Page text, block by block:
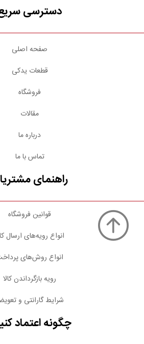
دسترسی
صفحه اصلی
قطعات یدکی
فروشگاه
مقالات
درباره ما
تماس با ما
راهنمای
قوانین فروشگاه
انواع رویه‌های ارسال
انواع روش‌های
رویه بازگرداندن کالا
شرایط گارانتی و
چگونه اعتماد